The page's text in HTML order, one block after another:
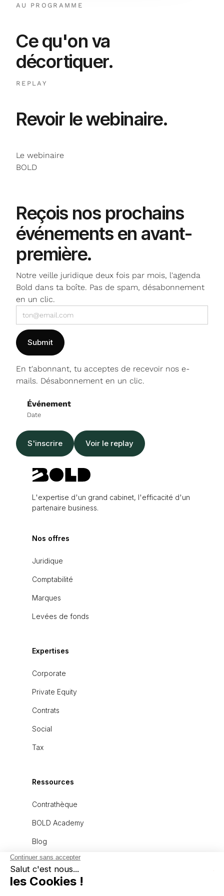
AU PROGRAMME
Ce qu'on va
décortiquer.
REPLAY
Revoir le webinaire.
Le webinaire
BOLD
Reçois nos prochains
événements en avant-
première.
Notre veille juridique deux fois par mois, l'agenda
Bold dans ta boîte. Pas de spam, désabonnement
en un clic.
En t'abonnant, tu acceptes de recevoir nos e-
mails. Désabonnement en un clic.
Événement
Date
S'inscrire Voir le replay
L'expertise d'un grand cabinet, l'efficacité d'un
partenaire business.
Nos offres
Juridique
Comptabilité
Marques
Levées de fonds
Expertises
Corporate
Private Equity
Contrats
Social
Tax
Ressources
Contrathèque
BOLD Academy
Blog
À propos